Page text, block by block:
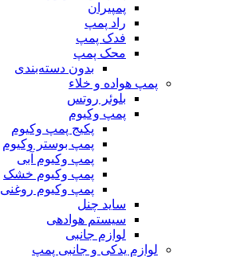
پمپیران
راد پمپ
فدک پمپ
محک پمپ
بدون دسته‌بندی
پمپ هواده و خلاء
بلوئر روتس
پمپ وکیوم
پکیج پمپ وکیوم
پمپ بوستر وکیوم
پمپ وکیوم آبی
پمپ وکیوم خشک
پمپ وکیوم روغنی
ساید چنل
سیستم هوادهی
لوازم جانبی
لوازم یدکی و جانبی پمپ